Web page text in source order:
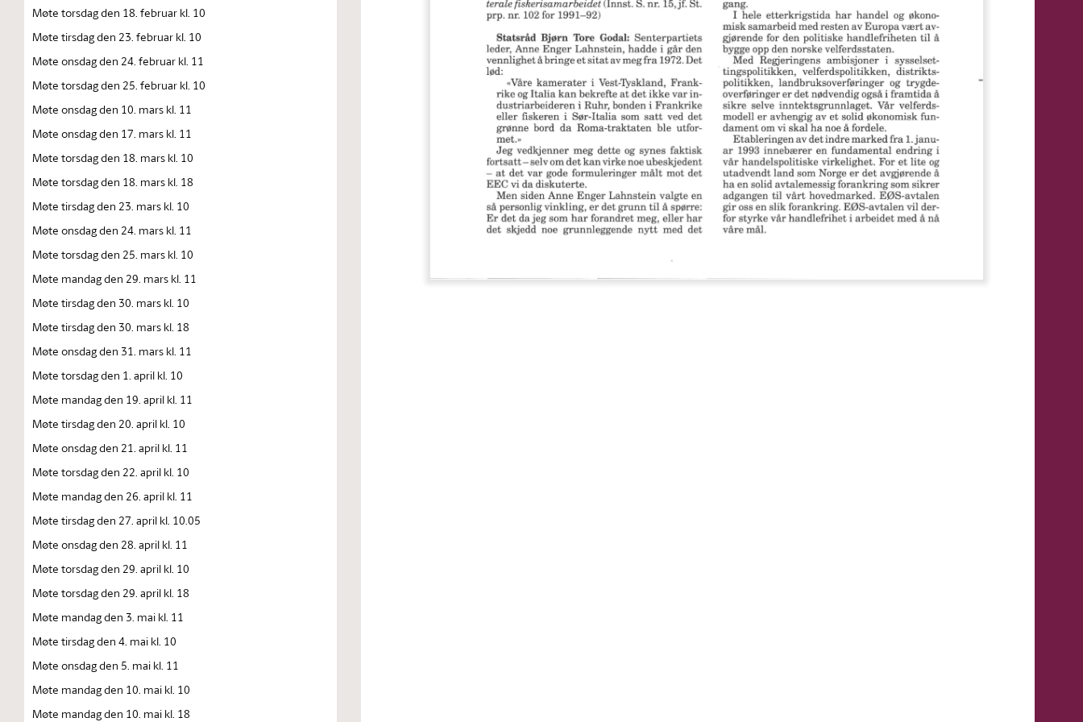
Møte torsdag den 18. februar kl. 10
Møte tirsdag den 23. februar kl. 10
Møte onsdag den 24. februar kl. 11
Møte torsdag den 25. februar kl. 10
Møte onsdag den 10. mars kl. 11
Møte onsdag den 17. mars kl. 11
Møte torsdag den 18. mars kl. 10
Møte torsdag den 18. mars kl. 18
Møte tirsdag den 23. mars kl. 10
Møte onsdag den 24. mars kl. 11
Møte torsdag den 25. mars kl. 10
Møte mandag den 29. mars kl. 11
Møte tirsdag den 30. mars kl. 10
Møte tirsdag den 30. mars kl. 18
Møte onsdag den 31. mars kl. 11
Møte torsdag den 1. april kl. 10
Møte mandag den 19. april kl. 11
Møte tirsdag den 20. april kl. 10
Møte onsdag den 21. april kl. 11
Møte torsdag den 22. april kl. 10
Møte mandag den 26. april kl. 11
Møte tirsdag den 27. april kl. 10.05
Møte onsdag den 28. april kl. 11
Møte torsdag den 29. april kl. 10
Møte torsdag den 29. april kl. 18
Møte mandag den 3. mai kl. 11
Møte tirsdag den 4. mai kl. 10
Møte onsdag den 5. mai kl. 11
Møte mandag den 10. mai kl. 10
Møte mandag den 10. mai kl. 18